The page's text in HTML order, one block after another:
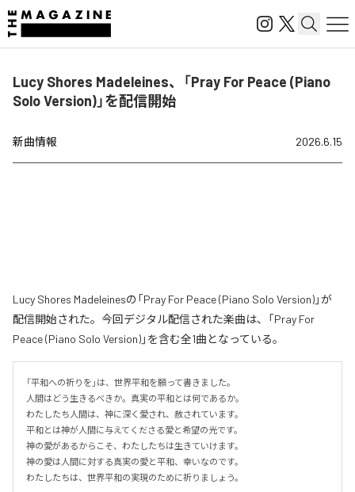
Lucy Shores Madeleines、「Pray For Peace (Piano
Solo Version)」を配信開始
新曲情報 2026.6.15
Lucy Shores Madeleinesの「Pray For Peace (Piano Solo Version)」が
配信開始された。今回デジタル配信された楽曲は、「Pray For
Peace (Piano Solo Version)」を含む全1曲となっている。
「平和への祈りを」は、世界平和を願って書きました。
人間はどう生きるべきか。真実の平和とは何であるか。
わたしたち人間は、神に深く愛され、赦されています。
平和とは神が人間に与えてくださる愛と希望の光です。
神の愛があるからこそ、わたしたちは生きていけます。
神の愛は人間に対する真実の愛と平和、幸いなのです。
わたしたちは、世界平和の実現のために祈りましょう。